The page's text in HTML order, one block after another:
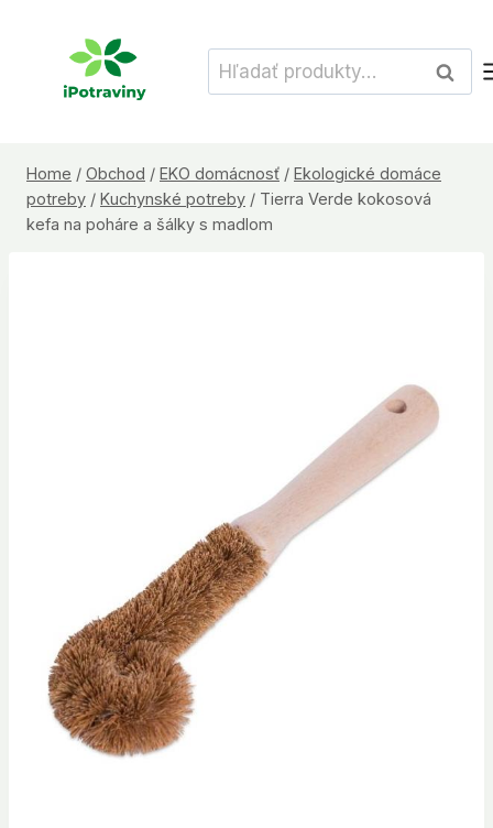
Hľadať:
Home / Obchod / EKO domácnosť / Ekologické domáce
potreby / Kuchynské potreby / Tierra Verde kokosová
kefa na poháre a šálky s madlom